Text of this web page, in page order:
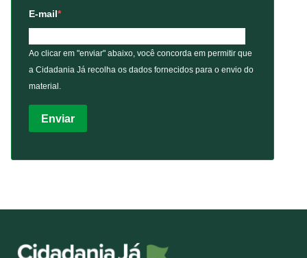
E-mail
Ao clicar em "enviar" abaixo, você concorda em permitir que
a Cidadania Já recolha os dados fornecidos para o envio do
material.
Enviar